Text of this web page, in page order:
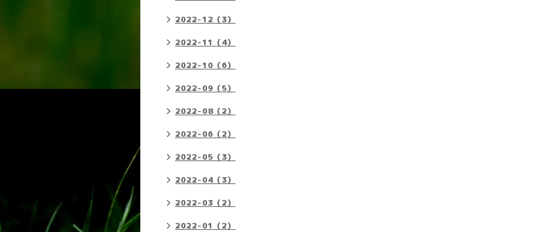
2022-12（3）
2022-11（4）
2022-10（6）
2022-09（5）
2022-08（2）
2022-06（2）
2022-05（3）
2022-04（3）
2022-03（2）
2022-01（2）